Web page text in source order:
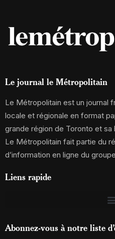
Le journal le Métropolitain
Le Métropolitain est un journal
locale et régionale en format
grande région de Toronto et sa
Le Métropolitain fait partie du
d’information en ligne du
Liens rapide
Abonnez-vous à notre liste